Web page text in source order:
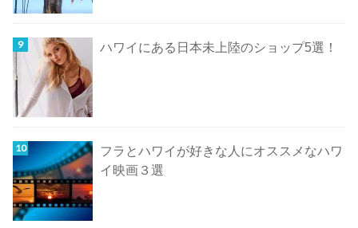
ハワイにある日本未上陸のショップ5選！
フラとハワイが好きな人にオススメなハワ
イ映画３選